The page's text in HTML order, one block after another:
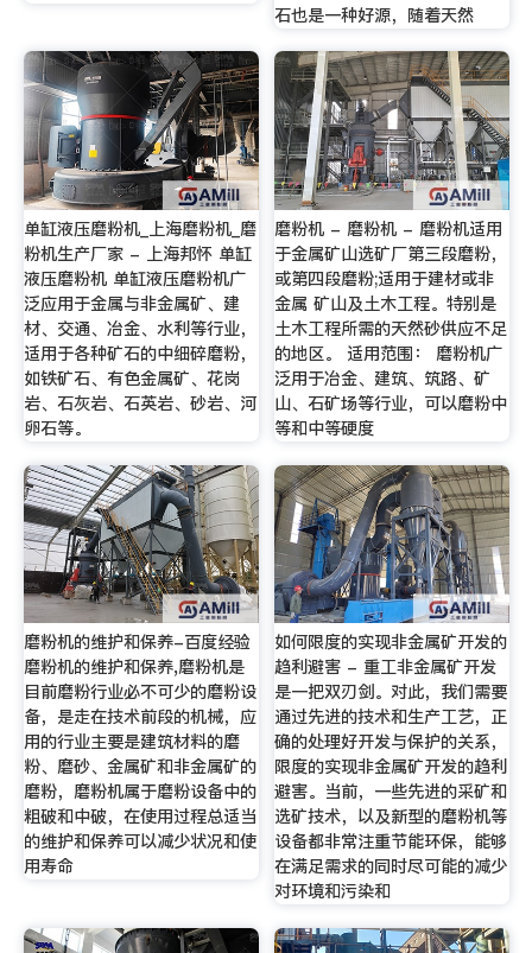
石也是一种好源，随着天然
单缸液压磨粉机_上海磨粉机_磨
粉机生产厂家 - 上海邦怀 单缸
液压磨粉机 单缸液压磨粉机广
泛应用于金属与非金属矿、建
材、交通、冶金、水利等行业，
适用于各种矿石的中细碎磨粉，
如铁矿石、有色金属矿、花岗
岩、石灰岩、石英岩、砂岩、河
卵石等。
磨粉机 - 磨粉机 - 磨粉机适用
于金属矿山选矿厂第三段磨粉，
或第四段磨粉;适用于建材或非
金属 矿山及土木工程。特别是
土木工程所需的天然砂供应不足
的地区。 适用范围： 磨粉机广
泛用于冶金、建筑、筑路、矿
山、石矿场等行业，可以磨粉中
等和中等硬度
磨粉机的维护和保养-百度经验
磨粉机的维护和保养,磨粉机是
目前磨粉行业必不可少的磨粉设
备，是走在技术前段的机械，应
用的行业主要是建筑材料的磨
粉、磨砂、金属矿和非金属矿的
磨粉，磨粉机属于磨粉设备中的
粗破和中破，在使用过程总适当
的维护和保养可以减少状况和使
用寿命
如何限度的实现非金属矿开发的
趋利避害 - 重工非金属矿开发
是一把双刃剑。对此，我们需要
通过先进的技术和生产工艺，正
确的处理好开发与保护的关系，
限度的实现非金属矿开发的趋利
避害。当前，一些先进的采矿和
选矿技术，以及新型的磨粉机等
设备都非常注重节能环保，能够
在满足需求的同时尽可能的减少
对环境和污染和